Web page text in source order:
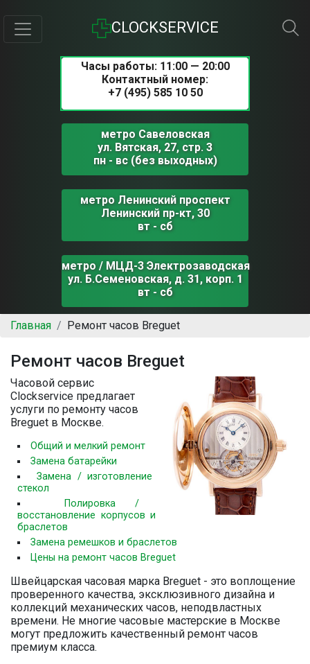
CLOCKSERVICE
Часы работы: 11:00 — 20:00
Контактный номер:
+7 (495) 585 10 50
метро Савеловская
ул. Вятская, 27, стр. 3
пн - вс (без выходных)
метро Ленинский проспект
Ленинский пр-кт, 30
вт - сб
метро / МЦД-3 Электрозаводская
ул. Б.Семеновская, д. 31, корп. 1
вт - сб
Главная Ремонт часов Breguet
Ремонт часов Breguet
Часовой сервис
Clockservice предлагает
услуги по ремонту часов
Breguet в Москве.
Общий и мелкий ремонт
Замена батарейки
Замена / изготовление
стекол
Полировка /
восстановление корпусов и
браслетов
Замена ремешков и браслетов
Цены на ремонт часов Breguet
Швейцарская часовая марка Breguet - это воплощение
проверенного качества, эксклюзивного дизайна и
коллекций механических часов, неподвластных
времени. Не многие часовые мастерские в Москве
могут предложить качественный ремонт часов
премиум класса.